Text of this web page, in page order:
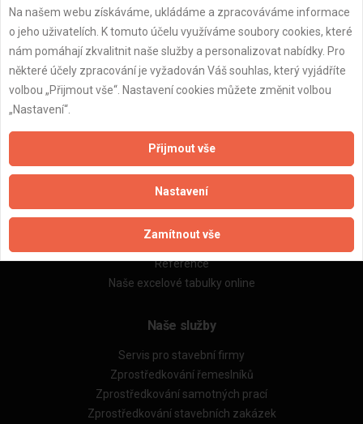
Aktualizováno z portálu ARES dne 31.12.2023 10:00:10
Naše firmy a řemeslníci
Zpracování a ochrana osobních údajů
Reference
Naše excelové tabulky online
Naše služby
Servis pro stavební firmy
Zprostředkování řemeslníků
Zprostředkování samotných prací
Zprostředkování stavebních zakázek
Na našem webu získáváme, ukládáme a zpracováváme informace
o jeho uživatelích. K tomuto účelu využíváme soubory cookies, které
nám pomáhají zkvalitnit naše služby a personalizovat nabídky. Pro
některé účely zpracování je vyžadován Váš souhlas, který vyjádříte
volbou „Přijmout vše“. Nastavení cookies můžete změnit volbou
„Nastavení“.
Přijmout vše
Nastavení
Zamítnout vše